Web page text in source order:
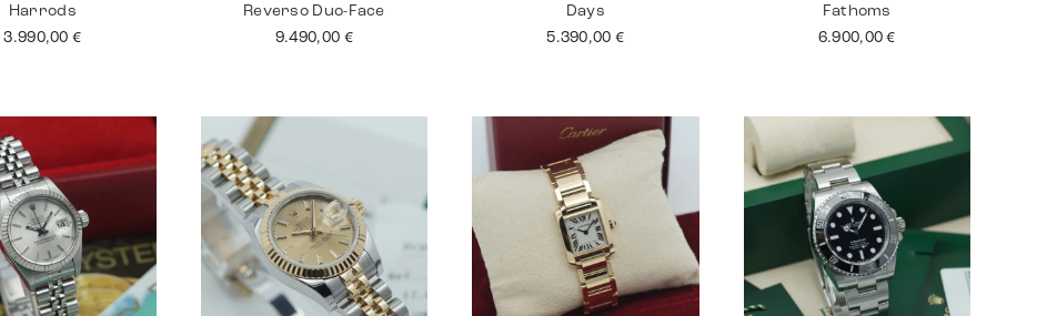
Harrods
3.990,00€
Reverso Duo-Face
9.490,00 €
Days
5.390,00 €
Fathoms
6.900,00€